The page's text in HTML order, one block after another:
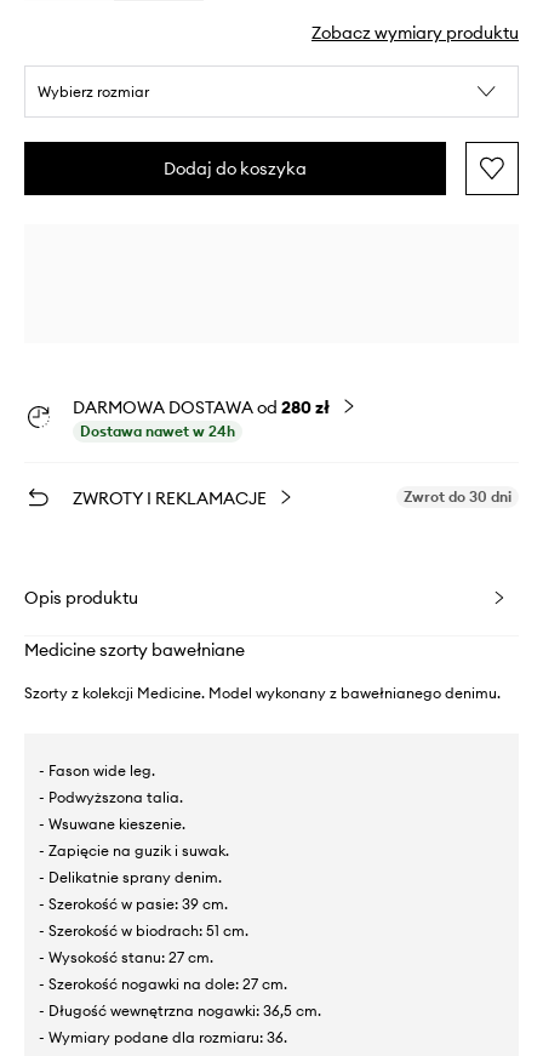
Zobacz wymiary produktu
Wybierz rozmiar
Dodaj do koszyka
DARMOWA DOSTAWA od 280 zł
Dostawa nawet w 24h
ZWROTY I REKLAMACJE Zwrot do 30 dni
Opis produktu
Medicine szorty bawełniane
Szorty z kolekcji Medicine. Model wykonany z bawełnianego denimu.
- Fason wide leg.
- Podwyższona talia.
- Wsuwane kieszenie.
- Zapięcie na guzik i suwak.
- Delikatnie sprany denim.
- Szerokość w pasie: 39 cm.
- Szerokość w biodrach: 51 cm.
- Wysokość stanu: 27 cm.
- Szerokość nogawki na dole: 27 cm.
- Długość wewnętrzna nogawki: 36,5 cm.
- Wymiary podane dla rozmiaru: 36.